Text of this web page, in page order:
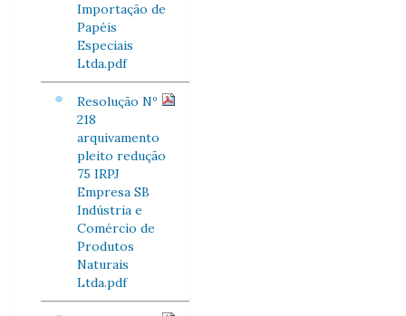
Importação de
Papéis
Especiais
Ltda.pdf
Resolução Nº
218
arquivamento
pleito redução
75 IRPJ
Empresa SB
Indústria e
Comércio de
Produtos
Naturais
Ltda.pdf